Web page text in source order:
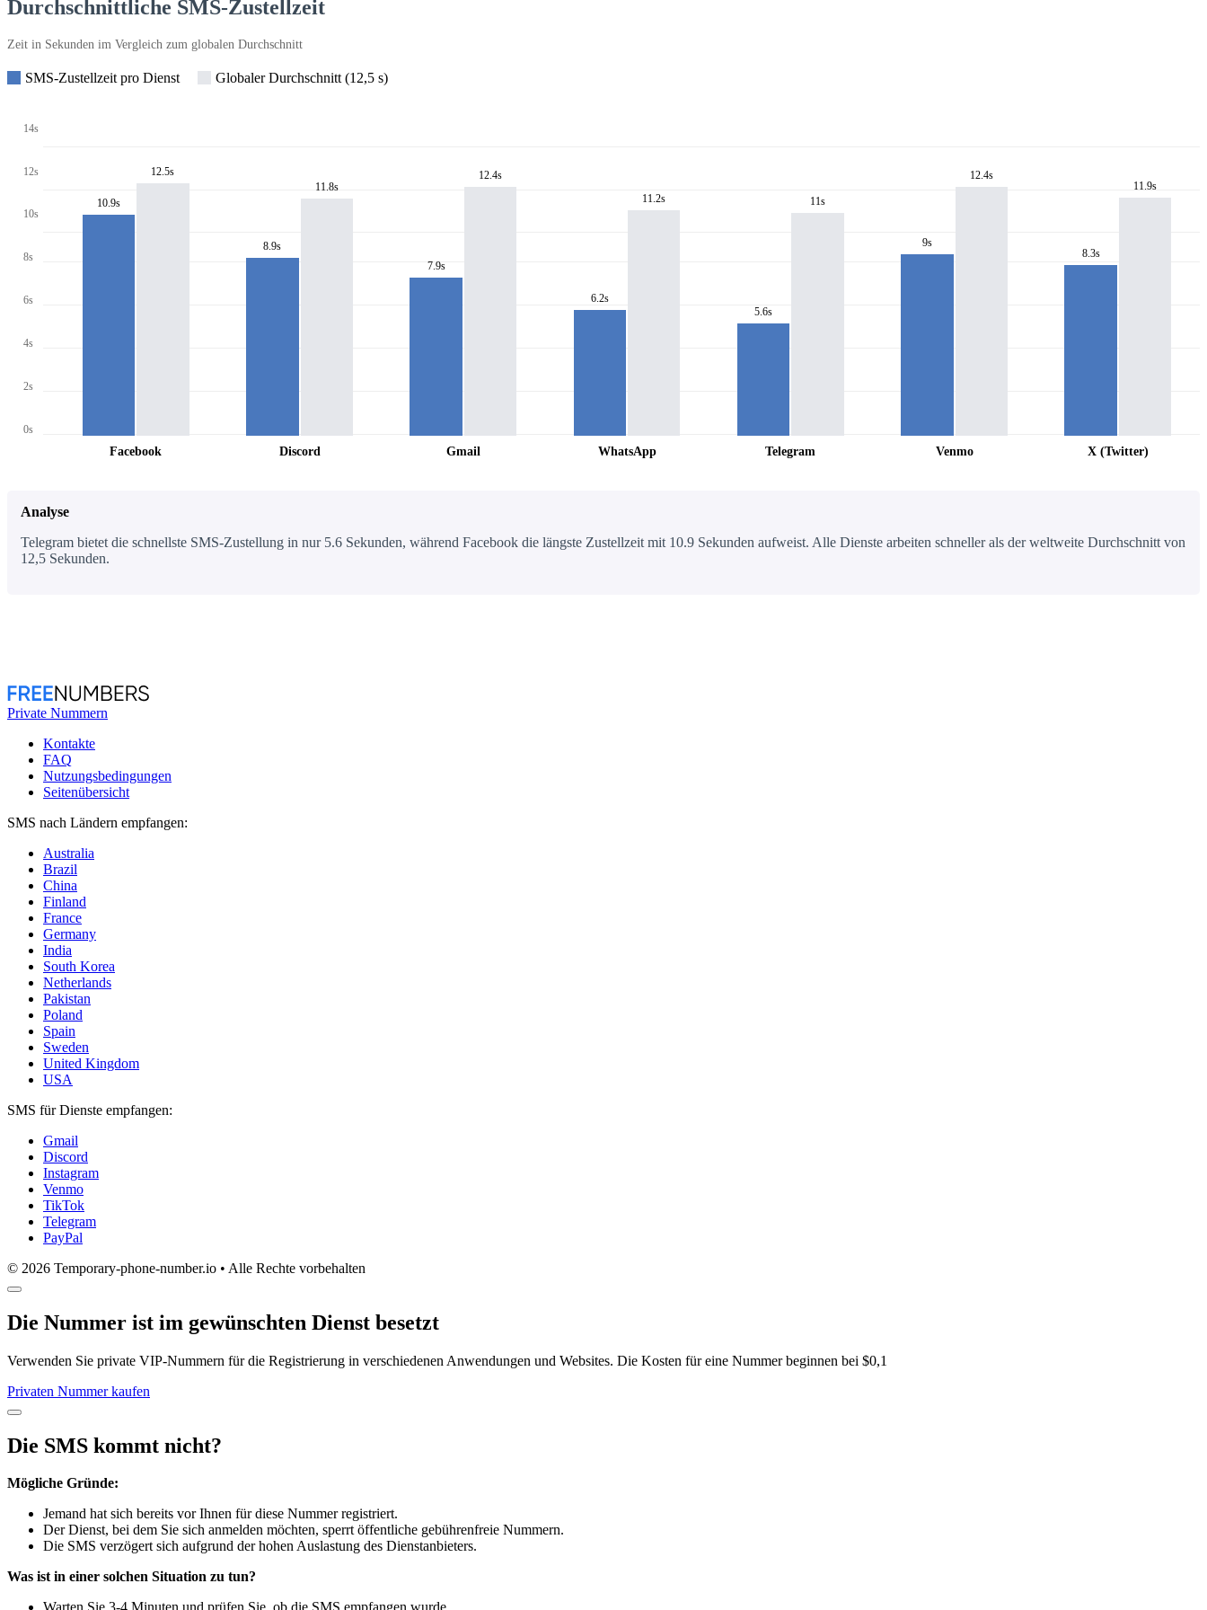
Durchschnittliche SMS-Zustellzeit
Zeit in Sekunden im Vergleich zum globalen Durchschnitt
SMS-Zustellzeit pro Dienst Globaler Durchschnitt (12,5 s)
14s
12s
10s
8s
6s
4s
2s
0s
10.9s
12.5s
Facebook
8.9s
11.8s
Discord
7.9s
12.4s
Gmail
6.2s
11.2s
WhatsApp
5.6s
11s
Telegram
9s
12.4s
Venmo
8.3s
11.9s
X (Twitter)
Analyse
Telegram bietet die schnellste SMS-Zustellung in nur 5.6 Sekunden, während Facebook die längste Zustellzeit mit 10.9 Sekunden aufweist. Alle Dienste arbeiten schneller als der weltweite Durchschnitt von
12,5 Sekunden.
Private Nummern
Kontakte
FAQ
Nutzungsbedingungen
Seitenübersicht
SMS nach Ländern empfangen:
Australia
Brazil
China
Finland
France
Germany
India
South Korea
Netherlands
Pakistan
Poland
Spain
Sweden
United Kingdom
USA
SMS für Dienste empfangen:
Gmail
Discord
Instagram
Venmo
TikTok
Telegram
PayPal
© 2026 Temporary-phone-number.io • Alle Rechte vorbehalten
Die Nummer ist im gewünschten Dienst besetzt
Verwenden Sie private VIP-Nummern für die Registrierung in verschiedenen Anwendungen und Websites. Die Kosten für eine Nummer beginnen bei $0,1
Privaten Nummer kaufen
Die SMS kommt nicht?
Mögliche Gründe:
Jemand hat sich bereits vor Ihnen für diese Nummer registriert.
Der Dienst, bei dem Sie sich anmelden möchten, sperrt öffentliche gebührenfreie Nummern.
Die SMS verzögert sich aufgrund der hohen Auslastung des Dienstanbieters.
Was ist in einer solchen Situation zu tun?